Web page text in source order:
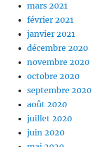
mars 2021
février 2021
janvier 2021
décembre 2020
novembre 2020
octobre 2020
septembre 2020
août 2020
juillet 2020
juin 2020